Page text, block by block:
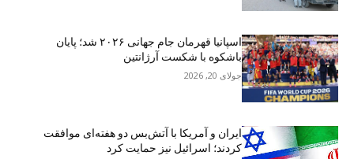
اسپانیا قهرمان جام جهانی ۲۰۲۶ شد؛ پایان
باشکوه با شکست آرژانتین
جولای 20, 2026
ایران و آمریکا با آتش‌بس دو هفته‌ای موافقت
کردند؛ اسرائیل نیز حمایت کرد